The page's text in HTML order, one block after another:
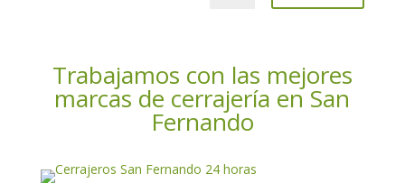
Trabajamos con las mejores
marcas de cerrajería en San
Fernando